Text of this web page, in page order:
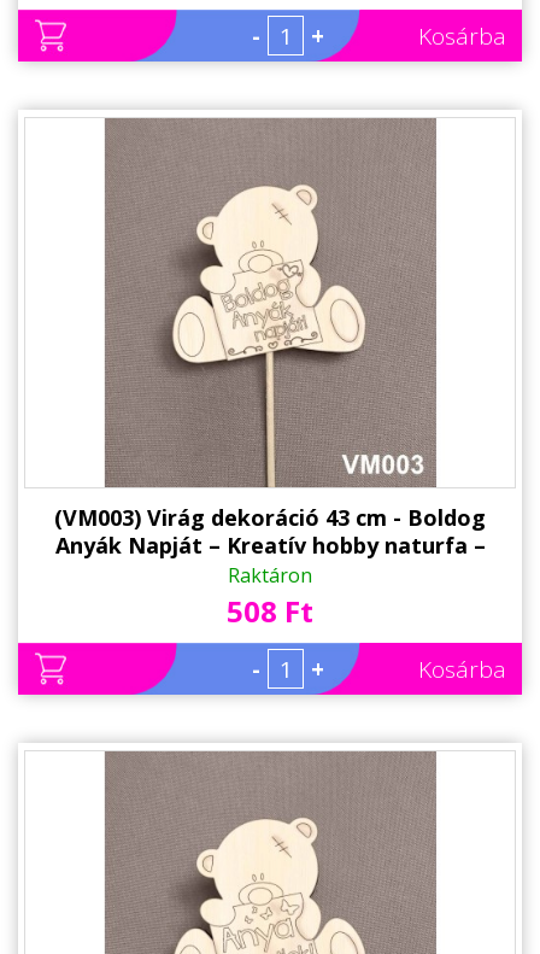
Névnapi ajándékok
Foglalkozás szerint
Sport/Hobbi szerint
Állatos ajándéktárgyak
- + Kosárba
(VM003) Virág dekoráció 43 cm - Boldog
Anyák Napját – Kreatív hobby naturfa –
Ajándék Anyáknak - Anyák napi ajándék
Raktáron
508 Ft
- + Kosárba